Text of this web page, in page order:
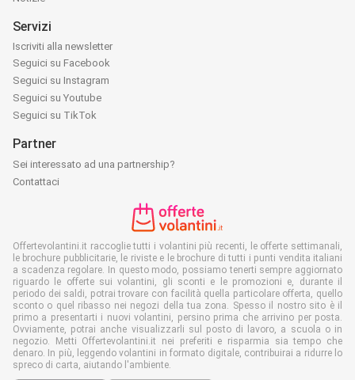
Servizi
Iscriviti alla newsletter
Seguici su Facebook
Seguici su Instagram
Seguici su Youtube
Seguici su TikTok
Partner
Sei interessato ad una partnership?
Contattaci
Offertevolantini.it raccoglie tutti i volantini più recenti, le offerte settimanali,
le brochure pubblicitarie, le riviste e le brochure di tutti i punti vendita italiani
a scadenza regolare. In questo modo, possiamo tenerti sempre aggiornato
riguardo le offerte sui volantini, gli sconti e le promozioni e, durante il
periodo dei saldi, potrai trovare con facilità quella particolare offerta, quello
sconto o quel ribasso nei negozi della tua zona. Spesso il nostro sito è il
primo a presentarti i nuovi volantini, persino prima che arrivino per posta.
Ovviamente, potrai anche visualizzarli sul posto di lavoro, a scuola o in
negozio. Metti Offertevolantini.it nei preferiti e risparmia sia tempo che
denaro. In più, leggendo volantini in formato digitale, contribuirai a ridurre lo
spreco di carta, aiutando l'ambiente.